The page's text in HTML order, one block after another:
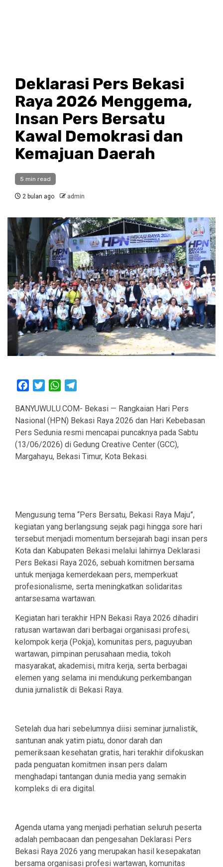
Deklarasi Pers Bekasi
Raya 2026 Menggema,
Insan Pers Bersatu
Kawal Demokrasi dan
Kemajuan Daerah
5 min read
2 bulan ago admin
FacebookTwitterWhatsApp
BANYUWULU.COM- Bekasi — Rangkaian Hari Pers
Nasional (HPN) Bekasi Raya 2026 dan Hari Kebebasan
Pers Sedunia resmi mencapai puncaknya pada Sabtu
(13/06/2026) di Gedung Creative Center (GCC),
Margahayu, Bekasi Timur, Kota Bekasi.
Mengusung tema “Pers Bersatu, Bekasi Raya Maju”,
kegiatan yang berlangsung sejak pagi hingga sore hari
tersebut menjadi momentum bersejarah bagi insan pers
Kota dan Kabupaten Bekasi melalui lahirnya Deklarasi
Pers Bekasi Raya 2026, sebuah komitmen bersama
untuk menjaga kemerdekaan pers, memperkuat
profesionalisme, serta meningkatkan solidaritas
antarsesama wartawan.
Kegiatan hari terakhir HPN Bekasi Raya 2026 dihadiri
ratusan wartawan dari berbagai organisasi profesi,
kelompok kerja (Pokja), komunitas pers, paguyuban
wartawan, pimpinan perusahaan media, tokoh
masyarakat, akademisi, mitra kerja, serta berbagai
elemen yang selama ini mendukung perkembangan
dunia jurnalistik di Bekasi Raya.
Setelah dua hari sebelumnya diisi seminar jurnalistik,
santunan anak yatim piatu, donor darah dan
pemeriksaan kesehatan gratis, hari terakhir difokuskan
pada penguatan komitmen insan pers dalam
menghadapi tantangan dunia media yang semakin
kompleks di era digital.
Agenda utama yang menjadi perhatian seluruh peserta
adalah pembacaan dan pengesahan Deklarasi Pers
Bekasi Raya 2026 yang merupakan hasil kesepakatan
bersama organisasi profesi wartawan, komunitas